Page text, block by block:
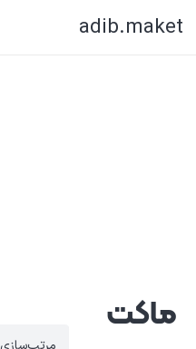
adib.maket
ماکت